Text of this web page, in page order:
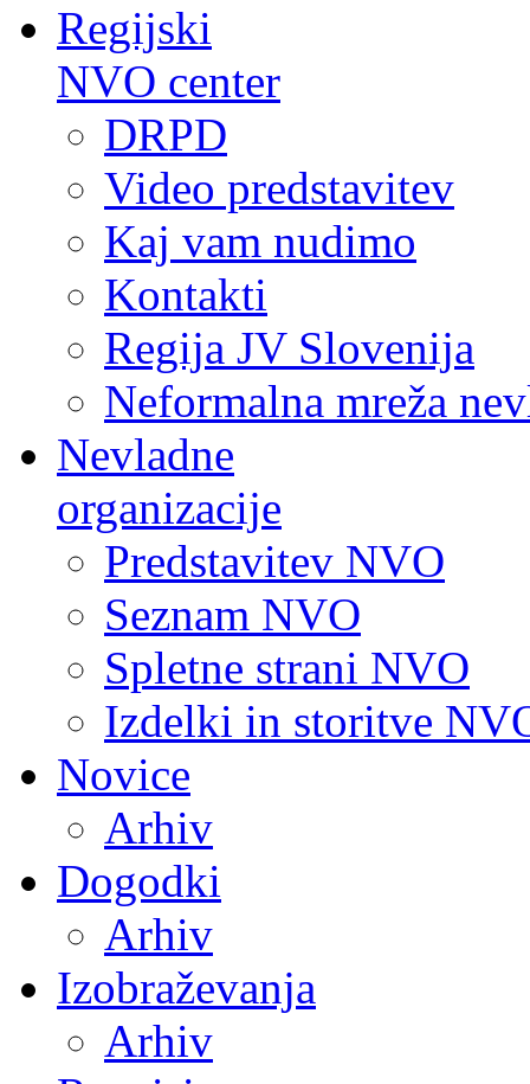
Regijski
NVO center
DRPD
Video predstavitev
Kaj vam nudimo
Kontakti
Regija JV Slovenija
Neformalna mreža
Nevladne
organizacije
Predstavitev NVO
Seznam NVO
Spletne strani NVO
Izdelki in storitve
Novice
Arhiv
Dogodki
Arhiv
Izobraževanja
Arhiv